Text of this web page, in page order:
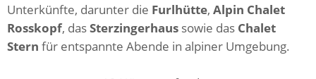
Unterkünfte, darunter die Furlhütte, Alpin Chalet
Rosskopf, dasSterzingerhaus sowie das Chalet
Stern für entspannte Abende in alpiner Umgebung.